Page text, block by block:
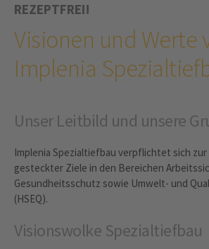
REZEPTFREI!
Visionen und Werte
Implenia
Unser Leitbild und unsere
Implenia Spezialtiefbau verpflichtet sich
gesteckter Ziele in den Bereichen
Gesundheitsschutz sowie Umwelt- und
(HSEQ).
Visionswolke Spezialtiefbau